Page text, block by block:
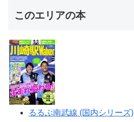
このエリアの本
るるぶ南武線 (国内シリーズ)